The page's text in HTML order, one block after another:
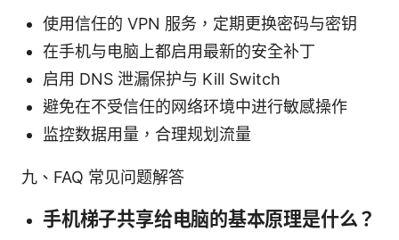
使用信任的 VPN 服务，定期更换密码与密钥
在手机与电脑上都启用最新的安全补丁
启用 DNS 泄漏保护与 Kill Switch
避免在不受信任的网络环境中进行敏感操作
监控数据用量，合理规划流量
九、FAQ 常见问题解答
手机梯子共享给电脑的基本原理是什么？